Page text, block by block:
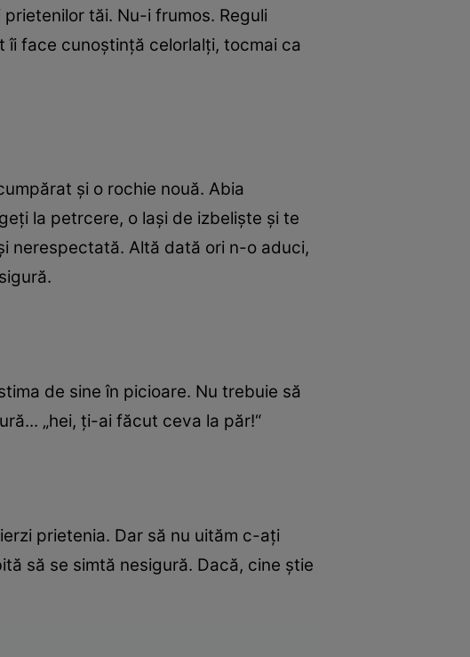
tăi. Nu-i frumos. Reguli
face cunoştinţă celorlalţi, tocmai ca
şi o rochie nouă. Abia
la petrcere, o laşi de izbelişte şi te
nerespectată. Altă dată ori n-o aduci,
de sine în picioare. Nu trebuie să
„hei, ţi-ai făcut ceva la păr!“
prietenia. Dar să nu uităm c-aţi
să se simtă nesigură. Dacă, cine ştie